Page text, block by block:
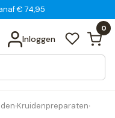
€ 74,95
Inloggen
0
Bekijk alle resultaten
›Kruidenpreparaten›